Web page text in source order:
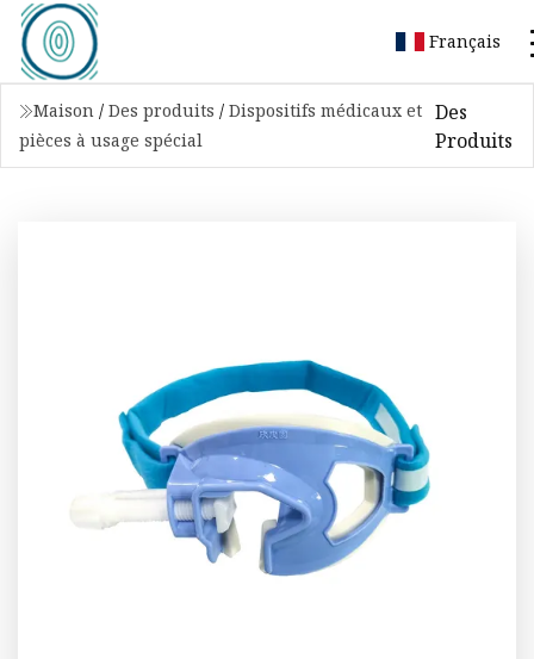
Français
Maison / Des produits / Dispositifs médicaux et
pièces à usage spécial
Des
Produits